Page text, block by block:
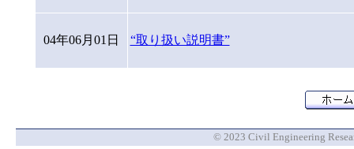
04年06月01日 “取り扱い説明書”
© 2023 Civil Engineering